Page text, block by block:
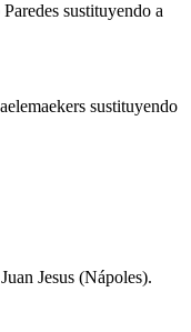
sustituyendo a
sustituyendo
Jesus (Nápoles).